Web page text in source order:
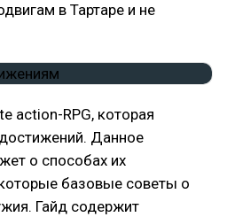
в Тартаре и не
action-RPG, которая
Данное
о способах их
базовые советы о
Гайд содержит